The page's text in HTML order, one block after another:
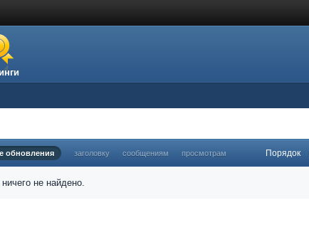
обновления заголовку сообщениям просмотрам Порядок
не найдено.